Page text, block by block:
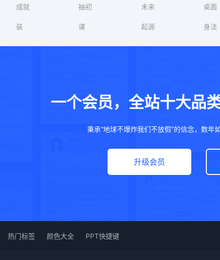
成就 抽初 未来 桌面
装 课 起源 身法
一个会员，全站十大品
秉承“地球不爆炸我们不放假”的信念，数年
升级会员
热门标签 颜色大全 PPT快捷键